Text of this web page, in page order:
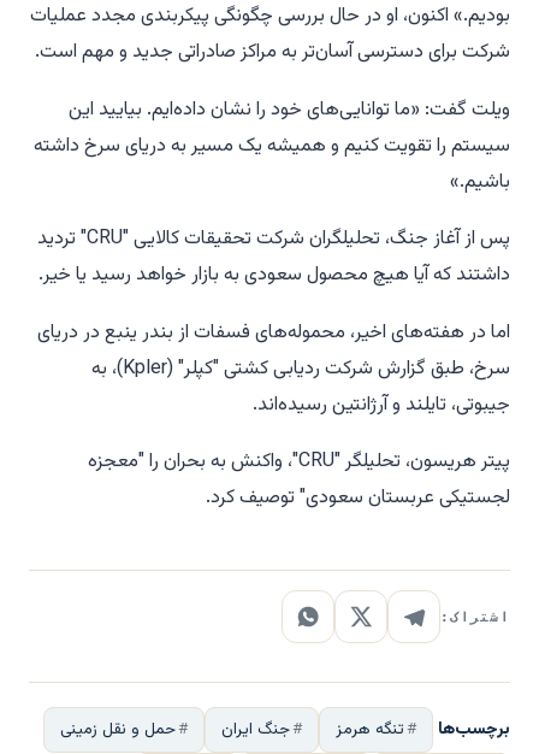
بودیم.» اکنون، او در حال بررسی چگونگی پیکربندی مجدد عملیات
شرکت برای دسترسی آسان‌تر به مراکز صادراتی جدید و مهم است.
ویلت گفت: «ما توانایی‌های خود را نشان داده‌ایم. بیایید این
سیستم را تقویت کنیم و همیشه یک مسیر به دریای سرخ داشته
باشیم.»
پس از آغاز جنگ، تحلیلگران شرکت تحقیقات کالایی "CRU" تردید
داشتند که آیا هیچ محصول سعودی به بازار خواهد رسید یا خیر.
اما در هفته‌های اخیر، محموله‌های فسفات از بندر ینبع در دریای
سرخ، طبق گزارش شرکت ردیابی کشتی "کپلر" (Kpler)، به
جیبوتی، تایلند و آرژانتین رسیده‌اند.
پیتر هریسون، تحلیلگر "CRU"، واکنش به بحران را "معجزه
لجستیکی عربستان سعودی" توصیف کرد.
اشتراک:
برچسب‌ها تنگه هرمز جنگ ایران
حمل و نقل زمینی